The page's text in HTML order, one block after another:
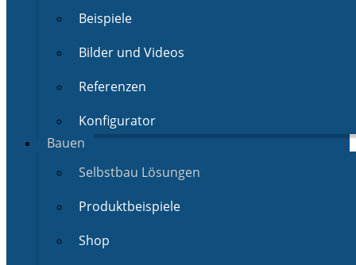
Beispiele
Bilder und Videos
Referenzen
Konfigurator
Bauen
Selbstbau Lösungen
Produktbeispiele
Shop